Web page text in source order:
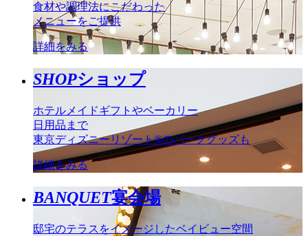
食材や調理法にこだわった
メニューをご提供
詳細をみる
SHOPショップ
ホテルメイドギフトやベーカリー
日用品まで
東京ディズニーリゾート®のパークグッズも
詳細をみる
BANQUET宴会場
邸宅のテラスをイメージしたベイビュー空間